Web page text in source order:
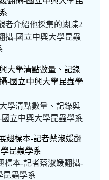
者介紹他採集的蝴蝶2
攝-國立中興大學昆蟲
學清點數量、記錄與
立中興大學昆蟲學系
標本-記者蔡淑媛翻攝-
昆蟲學系